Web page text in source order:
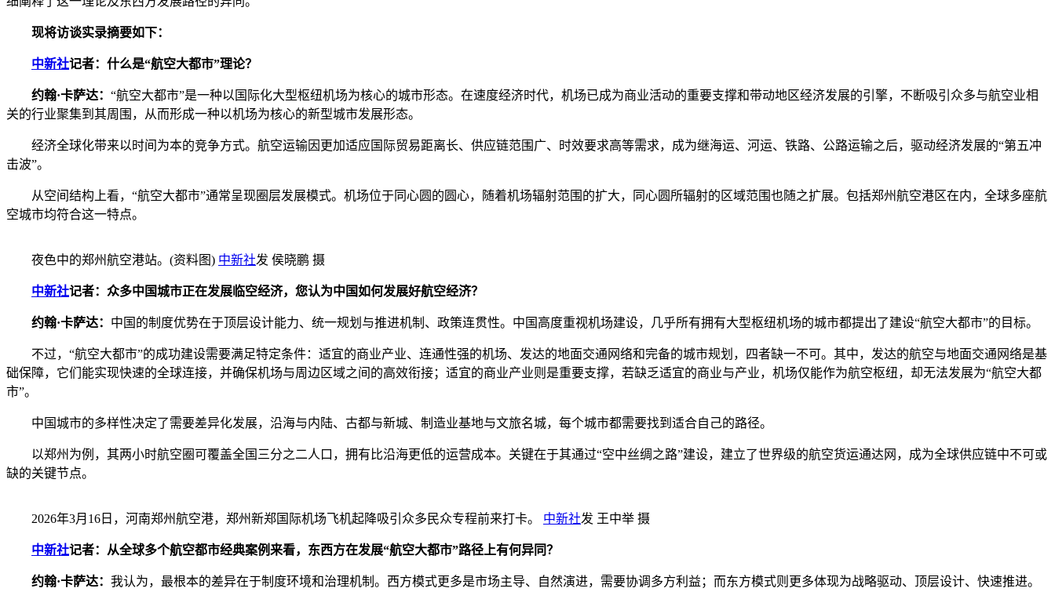
现将访谈实录摘要如下：
中新社记者：什么是“航空大都市”理论？
约翰·卡萨达： “航空大都市”是一种以国际化大型枢纽机场为核心的城市形态。在速度经济时代，机场已成为商业活动的重要支撑和带动地区经济发展的引擎，不断吸引众多与航空业相
关的行业聚集到其周围，从而形成一种以机场为核心的新型城市发展形态。
经济全球化带来以时间为本的竞争方式。航空运输因更加适应国际贸易距离长、供应链范围广、时效要求高等需求，成为继海运、河运、铁路、公路运输之后，驱动经济发展的“第五冲
击波”。
从空间结构上看，“航空大都市”通常呈现圈层发展模式。机场位于同心圆的圆心，随着机场辐射范围的扩大，同心圆所辐射的区域范围也随之扩展。包括郑州航空港区在内，全球多座航
空城市均符合这一特点。
夜色中的郑州航空港站。(资料图) 中新社发 侯晓鹏 摄
中新社记者：众多中国城市正在发展临空经济，您认为中国如何发展好航空经济？
约翰·卡萨达： 中国的制度优势在于顶层设计能力、统一规划与推进机制、政策连贯性。中国高度重视机场建设，几乎所有拥有大型枢纽机场的城市都提出了建设“航空大都市”的目标。
不过，“航空大都市”的成功建设需要满足特定条件：适宜的商业产业、连通性强的机场、发达的地面交通网络和完备的城市规划，四者缺一不可。其中，发达的航空与地面交通网络是基
础保障，它们能实现快速的全球连接，并确保机场与周边区域之间的高效衔接；适宜的商业产业则是重要支撑，若缺乏适宜的商业与产业，机场仅能作为航空枢纽，却无法发展为“航空大都
市”。
中国城市的多样性决定了需要差异化发展，沿海与内陆、古都与新城、制造业基地与文旅名城，每个城市都需要找到适合自己的路径。
以郑州为例，其两小时航空圈可覆盖全国三分之二人口，拥有比沿海更低的运营成本。关键在于其通过“空中丝绸之路”建设，建立了世界级的航空货运通达网，成为全球供应链中不可或
缺的关键节点。
2026年3月16日，河南郑州航空港，郑州新郑国际机场飞机起降吸引众多民众专程前来打卡。 中新社发 王中举 摄
中新社记者：从全球多个航空都市经典案例来看，东西方在发展“航空大都市”路径上有何异同？
约翰·卡萨达： 我认为，最根本的差异在于制度环境和治理机制。西方模式更多是市场主导、自然演进，需要协调多方利益；而东方模式则更多体现为战略驱动、顶层设计、快速推进。